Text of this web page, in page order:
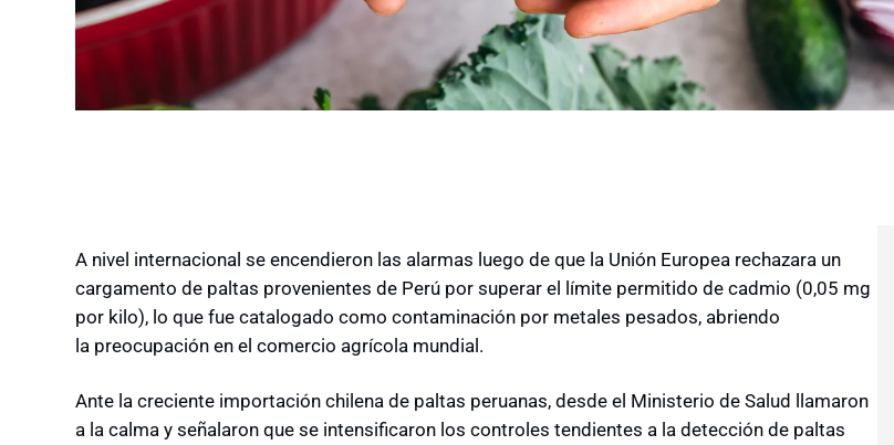
A nivel internacional se encendieron las alarmas luego de que la Unión Europea rechazara un
cargamento de paltas provenientes de Perú por superar el límite permitido de cadmio (0,05 mg
por kilo), lo que fue catalogado como contaminación por metales pesados, abriendo
la preocupación en el comercio agrícola mundial.
Ante la creciente importación chilena de paltas peruanas, desde el Ministerio de Salud llamaron
a la calma y señalaron que se intensificaron los controles tendientes a la detección de paltas